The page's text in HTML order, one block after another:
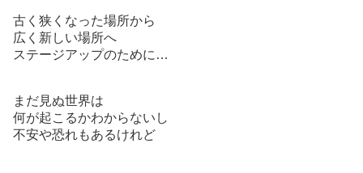
古く狭くなった場所から
広く新しい場所へ
ステージアップのために…
まだ見ぬ世界は
何が起こるかわからないし
不安や恐れもあるけれど